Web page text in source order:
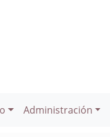
Administración